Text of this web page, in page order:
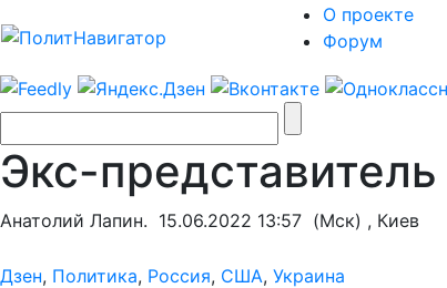
О проекте
Форум
Экс-
Анатолий Лапин. 15.06.2022 13:57 (Мск) , Киев
Дзен, Политика, Россия, США, Украина